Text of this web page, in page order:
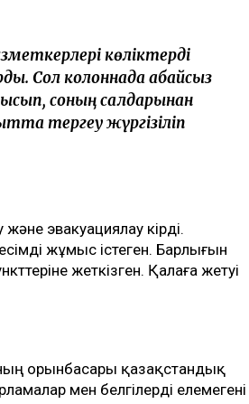
көліктерді
Сол колоннада абайсыз
соның салдарынан
тергеу жүргізіліп
эвакуациялау кірді.
жұмыс істеген. Барлығын
жеткізген. Қалаға жетуі
орынбасары қазақстандық
мен белгілерді елемегені